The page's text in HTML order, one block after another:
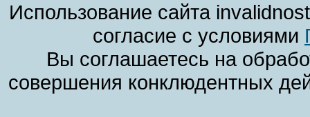
Использование сайта
согласие с условиями
Вы соглашаетесь на
совершения конклюдентных